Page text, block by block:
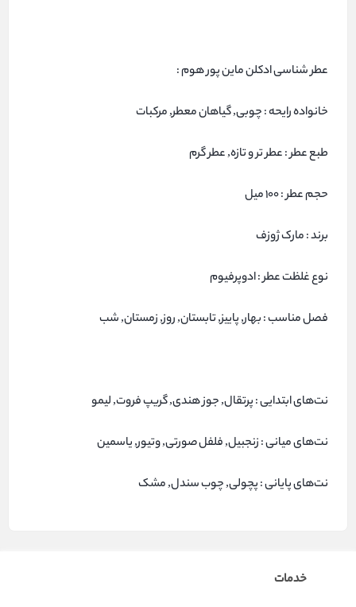
عطر شناسی ادکلن ماین پور هوم :
خانواده رایحه : چوبی, گیاهان معطر, مرکبات
طبع عطر : عطر تر و تازه, عطر گرم
حجم عطر : 100 میل
برند : مارک ژوزف
نوع غلظت عطر : ادوپرفیوم
فصل مناسب : بهار, پاییز, تابستان, روز, زمستان, شب
نت‌های ابتدایی : پرتقال, جوز هندی, گریپ فروت, لیمو
نت‌های میانی : زنجبیل, فلفل صورتی, وتیور, یاسمین
نت‌های پایانی : پچولی, چوب سندل, مشک
خدمات